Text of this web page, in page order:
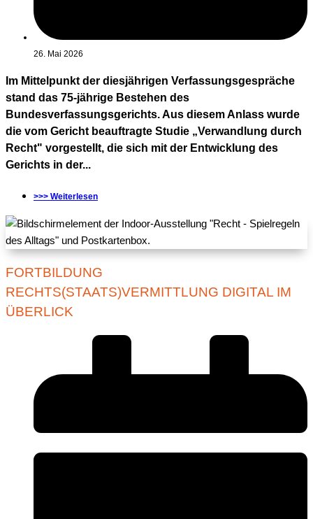
26. Mai 2026
Im Mittelpunkt der diesjährigen Verfassungsgespräche
stand das 75-jährige Bestehen des
Bundesverfassungsgerichts. Aus diesem Anlass wurde
die vom Gericht beauftragte Studie „Verwandlung durch
Recht" vorgestellt, die sich mit der Entwicklung des
Gerichts in der...
>>> Weiterlesen
FORTBILDUNG
RECHTS(STAATS)VERMITTLUNG DIGITAL IM
ÜBERLICK